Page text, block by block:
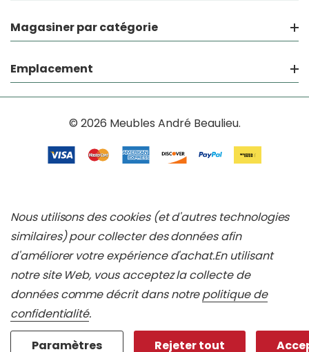
Magasiner par catégorie
Emplacement
© 2026 Meubles André Beaulieu.
Nous utilisons des cookies (et d'autres technologies
similaires) pour collecter des données afin
d'améliorer votre expérience d'achat.En utilisant
notre site Web, vous acceptez la collecte de
données comme décrit dans notrepolitique de
confidentialité.
Paramètres
Rejeter tout